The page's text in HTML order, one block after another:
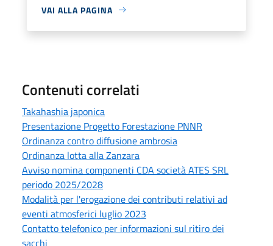
VAI ALLA PAGINA
Contenuti correlati
Takahashia japonica
Presentazione Progetto Forestazione PNNR
Ordinanza contro diffusione ambrosia
Ordinanza lotta alla Zanzara
Avviso nomina componenti CDA società ATES SRL
periodo 2025/2028
Modalità per l'erogazione dei contributi relativi ad
eventi atmosferici luglio 2023
Contatto telefonico per informazioni sul ritiro dei
sacchi